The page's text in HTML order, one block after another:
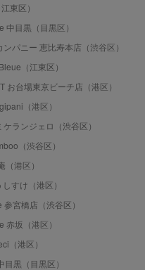
東区）
中目黒（目黒区）
パニー 恵比寿本店（渋谷区）
（江東区）
お台場東京ビーチ店（港区）
（港区）
ケランジェロ（渋谷区）
（渋谷区）
（港区）
すけ（港区）
宮橋店（渋谷区）
赤坂（港区）
（港区）
目黒（目黒区）